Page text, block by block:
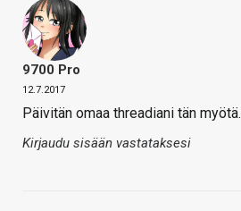
9700 Pro
12.7.2017
Päivitän omaa threadiani tän myötä.
Kirjaudu sisään vastataksesi